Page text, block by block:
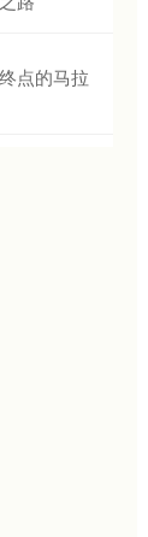
点的马拉